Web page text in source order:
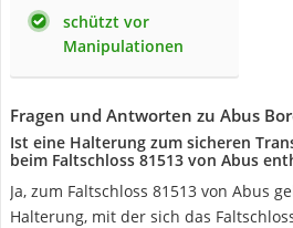
schützt vor
Manipulationen
Fragen und Antworten zu Abus
Ist eine Halterung zum sicheren
beim Faltschloss 81513 von Abus
Ja, zum Faltschloss 81513 von Abus
Halterung, mit der sich das